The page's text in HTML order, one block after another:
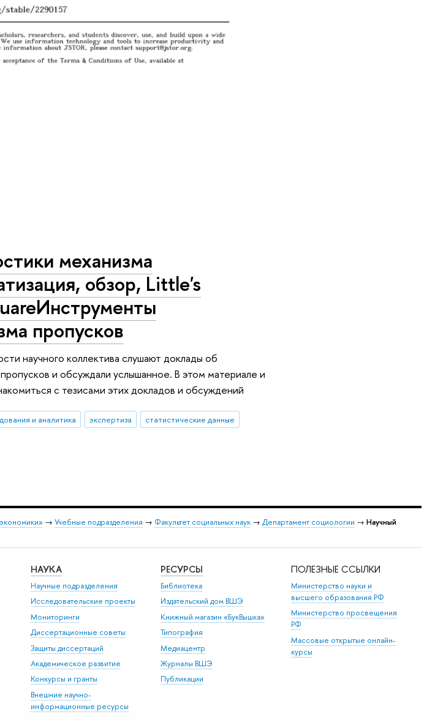
механизма
обзор, Little's
пропусков
научного коллектива слушают доклады об
и обсуждали услышанное. В этом материале и
с тезисами этих докладов и обсуждений
и аналитика экспертиза статистические данные
→ Учебные подразделения → Факультет социальных наук → Департамент социологии → Научный
НАУКА
Научные подразделения
Исследовательские проекты
Мониторинги
Диссертационные советы
Защиты диссертаций
Академическое развитие
Конкурсы и гранты
Внешние научно-
информационные ресурсы
РЕСУРСЫ
Библиотека
Издательский дом ВШЭ
Книжный магазин «БукВышка»
Типография
Медиацентр
Журналы ВШЭ
Публикации
ПОЛЕЗНЫЕ ССЫЛКИ
Министерство науки и
высшего образования РФ
Министерство просвещения
РФ
Массовые открытые онлайн-
курсы